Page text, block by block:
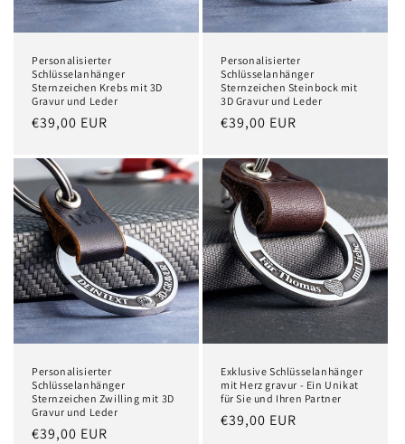
Personalisierter
Schlüsselanhänger
Sternzeichen Krebs mit 3D
Gravur und Leder
Normaler
€39,00 EUR
Personalisierter
Schlüsselanhänger
Sternzeichen Steinbock mit
3D Gravur und Leder
Normaler
€39,00 EUR
Personalisierter
Schlüsselanhänger
Sternzeichen Zwilling mit 3D
Gravur und Leder
Normaler
€39,00 EUR
Exklusive Schlüsselanhänger
mit Herz gravur - Ein Unikat
für Sie und Ihren Partner
Normaler
€39,00 EUR